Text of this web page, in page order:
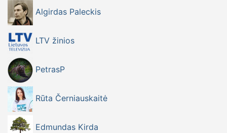
Algirdas Paleckis
LTV žinios
PetrasP
Rūta Černiauskaitė
Edmundas Kirda